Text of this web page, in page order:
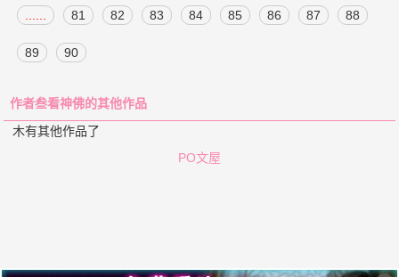
81 82 83 84 85 86 87 88
89 90
作者叁看神佛的其他作品
木有其他作品了
PO文屋